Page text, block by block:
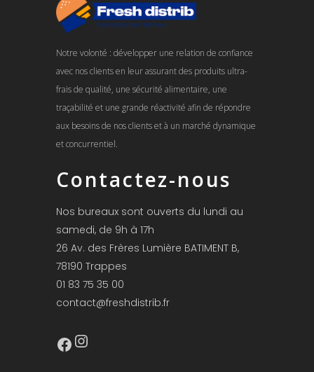
Notre volonté : développer une relation de confiance
avec nos clients en leur assurant des produits ultra-
frais de qualité, une sécurité alimentaire, une
traçabilité et une grande réactivité afin de répondre
aux besoins de nos clients et à un marché dynamique
et concurrentiel.
Contactez-nous
Nos bureaux sont ouverts du lundi au
samedi, de 9h à 17h
26 Av. des Frères Lumière BATIMENT B,
78190 Trappes
01 83 75 35 00
contact@freshdistrib.fr
Facebook Instagram